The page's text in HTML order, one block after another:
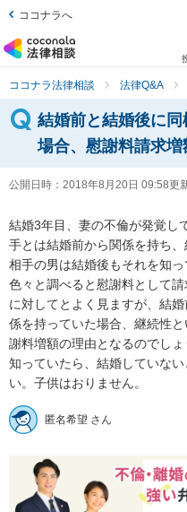
ココナラへ
ココナラ法律相談 法律Q&A
結婚前と結婚後に
場合、慰謝料請求増
公開日時： 2018年8月20日 09:58更
結婚3年目、妻の不倫が発覚し
手とは結婚前から関係を持ち、
相手の男は結婚後もそれを知
色々と調べると慰謝料として
に対してとよく見ますが、結
係を持っていた場合、継続性
謝料増額の理由となるのでし
知っていたら、結婚していな
い。子供はおりません。
匿名希望 さん